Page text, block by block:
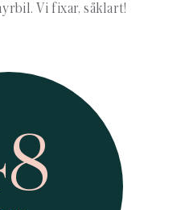
Vi fixar, såklart!